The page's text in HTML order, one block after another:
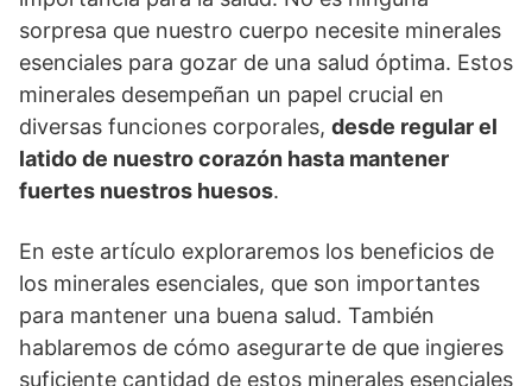
sorpresa que nuestro cuerpo necesite minerales
esenciales para gozar de una salud óptima. Estos
minerales desempeñan un papel crucial en
diversas funciones corporales, desde regular el
latido de nuestro corazón hasta mantener
fuertes nuestros huesos.
En este artículo exploraremos los beneficios de
los minerales esenciales, que son importantes
para mantener una buena salud. También
hablaremos de cómo asegurarte de que ingieres
suficiente cantidad de estos minerales esenciales